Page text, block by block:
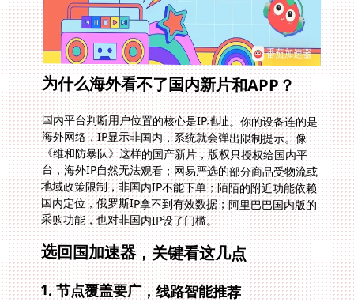
为什么海外看不了国内新片和APP？
国内平台判断用户位置的核心是IP地址。你的设备连的是
海外网络，IP显示非国内，系统就会弹出限制提示。像
《维和防暴队》这样的国产新片，版权只授权给国内平
台，海外IP自然无法观看；网易严选的部分商品受物流或
地域政策限制，非国内IP不能下单；陌陌的附近功能依赖
国内定位，俄罗斯IP拿不到有效数据；阿里巴巴国内版的
采购功能，也对非国内IP设了门槛。
选回国加速器，关键看这几点
1. 节点覆盖要广，线路智能推荐